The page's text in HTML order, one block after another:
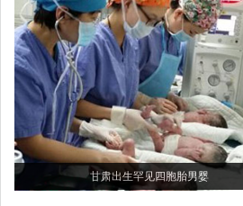
甘肃出生罕见四胞胎男婴